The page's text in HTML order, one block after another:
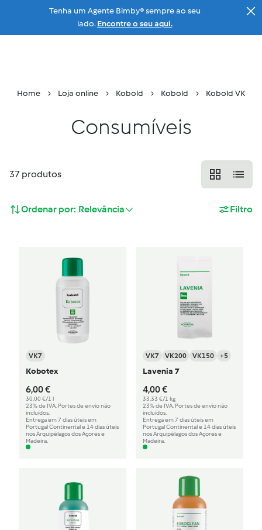
Ir para a página principal
Tenha um Agente Bimby® sempre ao seu
lado. Encontre o seu aqui.
Home Loja online Kobold Kobold Kobold VK
Consumíveis
37 produtos
Ordenar por: Relevância Filtro
VK7
Kobotex
6,00 €
30,00 €/1 l
23% de IVA. Portes de envio não
incluídos.
Entrega em 7 dias úteis em
Portugal Continental e 14 dias úteis
nos Arquipélagos dos Açores e
Madeira.
VK7 VK200 VK150 +5
Lavenia 7
4,00 €
33,33 €/1 kg
23% de IVA. Portes de envio não
incluídos.
Entrega em 7 dias úteis em
Portugal Continental e 14 dias úteis
nos Arquipélagos dos Açores e
Madeira.